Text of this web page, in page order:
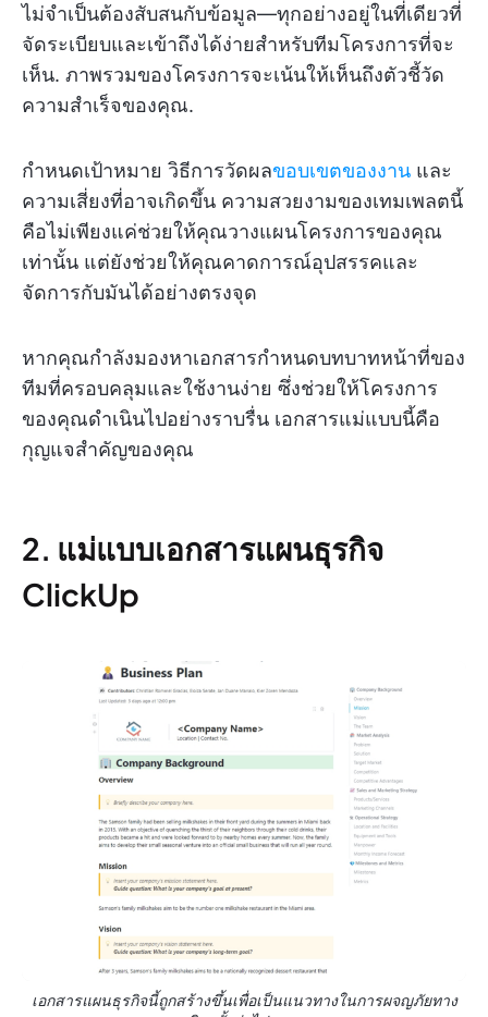
ไม่จำเป็นต้องสับสนกับข้อมูล—ทุกอย่างอยู่ในที่เดียวที่
จัดระเบียบและเข้าถึงได้ง่ายสำหรับทีมโครงการที่จะ
เห็น. ภาพรวมของโครงการจะเน้นให้เห็นถึงตัวชี้วัด
ความสำเร็จของคุณ.
กำหนดเป้าหมาย วิธีการวัดผลขอบเขตของงาน และ
ความเสี่ยงที่อาจเกิดขึ้น ความสวยงามของเทมเพลตนี้
คือไม่เพียงแค่ช่วยให้คุณวางแผนโครงการของคุณ
เท่านั้น แต่ยังช่วยให้คุณคาดการณ์อุปสรรคและ
จัดการกับมันได้อย่างตรงจุด
หากคุณกำลังมองหาเอกสารกำหนดบทบาทหน้าที่ของ
ทีมที่ครอบคลุมและใช้งานง่าย ซึ่งช่วยให้โครงการ
ของคุณดำเนินไปอย่างราบรื่น เอกสารแม่แบบนี้คือ
กุญแจสำคัญของคุณ
2. แม่แบบเอกสารแผนธุรกิจ
ClickUp
เอกสารแผนธุรกิจนี้ถูกสร้างขึ้นเพื่อเป็นแนวทางในการผจญภัยทาง